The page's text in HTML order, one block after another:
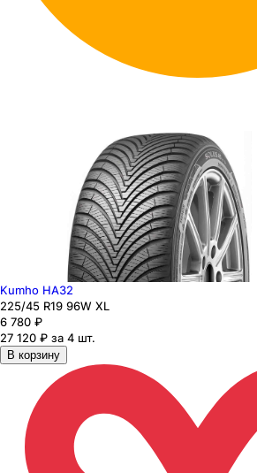
Kumho HA32
225/45 R19 96W XL
6 780 ₽
27 120 ₽ за 4 шт.
В корзину